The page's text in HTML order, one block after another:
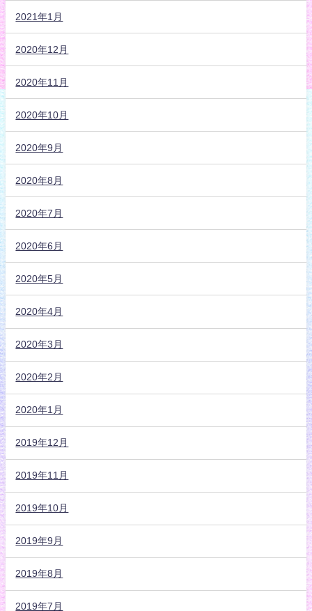
2021年1月
2020年12月
2020年11月
2020年10月
2020年9月
2020年8月
2020年7月
2020年6月
2020年5月
2020年4月
2020年3月
2020年2月
2020年1月
2019年12月
2019年11月
2019年10月
2019年9月
2019年8月
2019年7月